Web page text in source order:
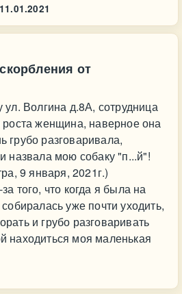
11.01.2021
от
ул. Волгина д.8А, сотрудница
роста женщина, наверное она
грубо разговаривала,
назвала мою собаку "п...й"!
9 января, 2021г.)
того, что когда я была на
уже почти уходить,
и грубо разговаривать
находиться моя маленькая